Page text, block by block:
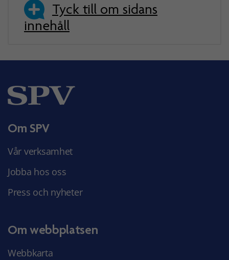
Tyck till om sidans
innehåll
Om SPV
Vår verksamhet
Jobba hos oss
Press och nyheter
Om webbplatsen
Webbkarta